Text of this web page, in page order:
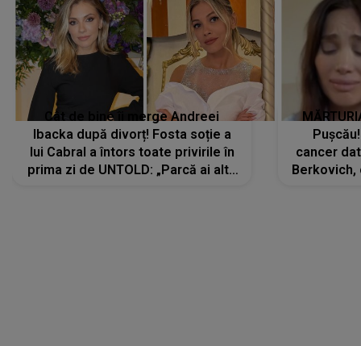
Cât de bine îi merge Andreei
Ibacka după divorț! Fosta soție a
lui Cabral a întors toate privirile în
prima zi de UNTOLD: „Parcă ai altă
cancer
Berkovich,